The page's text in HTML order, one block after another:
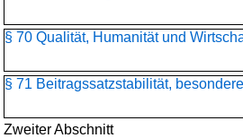
§ 70 Qualität, Humanität und
§ 71 Beitragssatzstabilität,
Zweiter Abschnitt